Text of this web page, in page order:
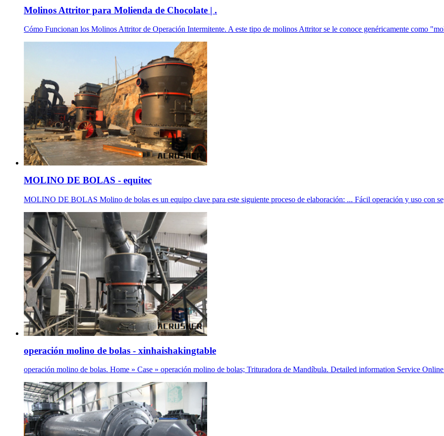
Molinos Attritor para Molienda de Chocolate | .
Cómo Funcionan los Molinos Attritor de Operación Intermitente. A este tipo de molinos Attritor se le conoce genéricamente como
MOLINO DE BOLAS - equitec
MOLINO DE BOLAS Molino de bolas es un equipo clave para este siguiente proceso de elaboración: ... Fácil operación y uso con
operación molino de bolas - xinhaishakingtable
operación molino de bolas. Home » Case » operación molino de bolas; Trituradora de Mandíbula. Detailed information Service